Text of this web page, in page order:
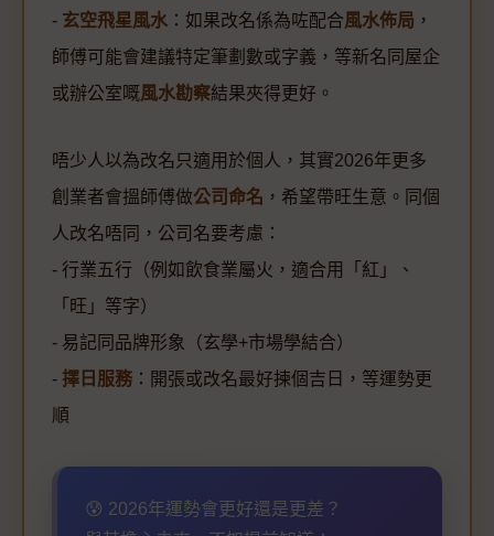
- 玄空飛星風水 ：如果改名係為咗配合風水佈局 ，
師傅可能會建議特定筆劃數或字義，等新名同屋企
或辦公室嘅風水勘察結果夾得更好。
唔少人以為改名只適用於個人，其實2026年更多
創業者會搵師傅做公司命名 ，希望帶旺生意。同個
人改名唔同，公司名要考慮：
- 行業五行（例如飲食業屬火，適合用「紅」、
「旺」等字）
- 易記同品牌形象（玄學+市場學結合）
- 擇日服務 ：開張或改名最好揀個吉日，等運勢更
順
😰 2026年運勢會更好還是更差？